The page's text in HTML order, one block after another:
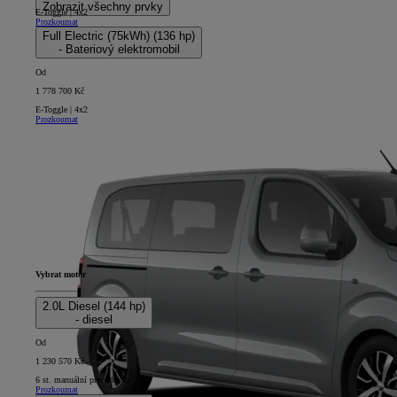
Zobrazit všechny prvky
E-Toggle | 4x2
Prozkoumat
Full Electric (75kWh) (136 hp)
- Bateriový elektromobil
Od
1 778 700 Kč
E-Toggle | 4x2
Prozkoumat
Vybrat motor
2.0L Diesel (144 hp)
- diesel
Od
1 230 570 Kč
6 st. manuální převodovka | 4x2
Prozkoumat